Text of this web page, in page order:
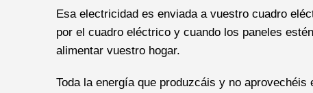
Esa electricidad es enviada a vuestro cuadro
por el cuadro eléctrico y cuando los paneles
alimentar vuestro hogar.
Toda la energía que produzcáis y no